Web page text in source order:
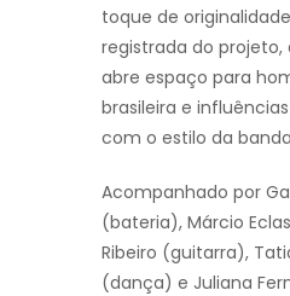
toque de
registrada do projeto,
abre espaço para
brasileira e
com o estilo da
Acompanhado por
(bateria), Márcio
Ribeiro (guitarra),
(dança) e Juliana